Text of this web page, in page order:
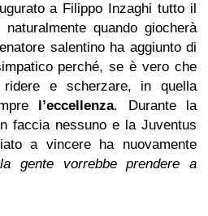
a Filippo Inzaghi tutto il
quando giocherà
salentino ha aggiunto di
perché, se è vero che
e scherzare, in quella
l’eccellenza. Durante la
faccia nessuno e la Juventus
a vincere ha nuovamente
gente vorrebbe prendere a